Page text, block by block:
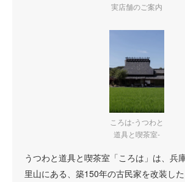
実店舗のご案内
ころは-うつわと
道具と喫茶室-
うつわと道具と喫茶室「ころは」は、兵
里山にある、築150年の古民家を改装し